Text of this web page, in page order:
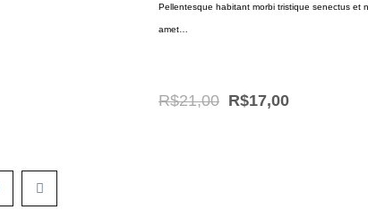
Pellentesque habitant morbi tristique senectus et
amet…
R$21,00 Original
R$17,00Current